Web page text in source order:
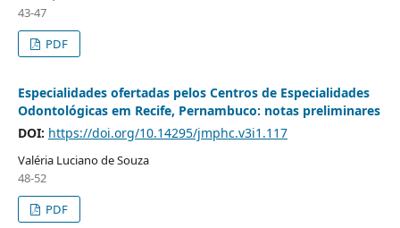
43-47
PDF
Especialidades ofertadas pelos Centros de Especialidades
Odontológicas em Recife, Pernambuco: notas preliminares
DOI: https://doi.org/10.14295/jmphc.v3i1.117
Valéria Luciano de Souza
48-52
PDF